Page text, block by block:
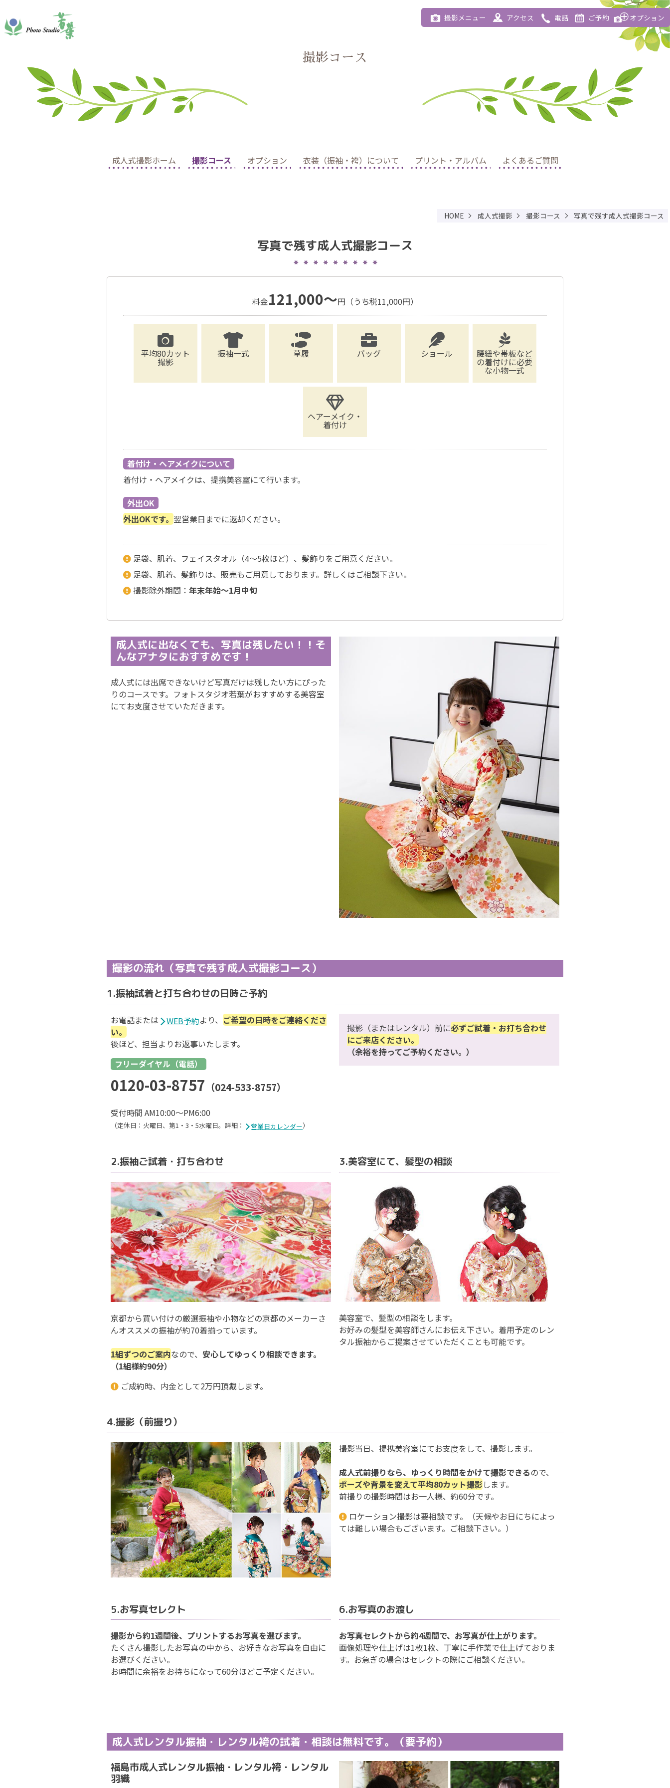
撮影コース
成人式撮影ホーム 撮影コース オプション 衣装（振袖・袴）について プリント・アルバム よくあるご質問
HOME 成人式撮影 撮影コース 写真で残す成人式撮影コース
写真で残す成人式撮影コース
料金121,000〜円（うち税11,000円）
平均80カット
撮影
振袖一式 草履 バッグ ショール 腰紐や帯板など
の着付けに必要
な小物一式
ヘアーメイク・
着付け
着付け・ヘアメイクについて
着付け・ヘアメイクは、提携美容室にて行います。
外出OK
外出OKです。翌営業日までに返却ください。
足袋、肌着、フェイスタオル（4〜5枚ほど）、髪飾りをご用意ください。
足袋、肌着、髪飾りは、販売もご用意しております。詳しくはご相談下さい。
撮影除外期間：年末年始〜1月中旬
成人式に出なくても、写真は残したい！！そ
んなアナタにおすすめです！
成人式には出席できないけど写真だけは残したい方にぴった
りのコースです。フォトスタジオ若葉がおすすめする美容室
にてお支度させていただきます。
撮影の流れ（写真で残す成人式撮影コース）
1.振袖試着と打ち合わせの日時ご予約
お電話または WEB予約より、ご希望の日時をご連絡くださ
い。
後ほど、担当よりお返事いたします。
フリーダイヤル（電話）
0120-03-8757 （024-533-8757）
受付時間 AM10:00～PM6:00
（定休日：火曜日、第1・3・5水曜日。詳細： 営業日カレンダー）
撮影（またはレンタル）前に必ずご試着・お打ち合わせ
にご来店ください。
（余裕を持ってご予約ください。）
2.振袖ご試着・打ち合わせ
京都から買い付けの厳選振袖や小物などの京都のメーカーさ
んオススメの振袖が約70着揃っています。
1組ずつのご案内なので、安心してゆっくり相談できます。
（1組様約90分）
ご成約時、内金として2万円頂戴します。
3.美容室にて、髪型の相談
美容室で、髪型の相談をします。
お好みの髪型を美容師さんにお伝え下さい。着用予定のレン
タル振袖からご提案させていただくことも可能です。
4.撮影（前撮り）
撮影当日、提携美容室にてお支度をして、撮影します。
成人式前撮りなら、ゆっくり時間をかけて撮影できるので、
ポーズや背景を変えて平均80カット撮影します。
前撮りの撮影時間はお一人様、約60分です。
ロケーション撮影は要相談です。（天候やお日にちによっ
ては難しい場合もございます。ご相談下さい。）
5.お写真セレクト
撮影から約1週間後、プリントするお写真を選びます。
たくさん撮影したお写真の中から、お好きなお写真を自由に
お選びください。
お時間に余裕をお持ちになって60分ほどご予定ください。
6.お写真のお渡し
お写真セレクトから約4週間で、お写真が仕上がります。
画像処理や仕上げは1枚1枚、丁寧に手作業で仕上げておりま
す。お急ぎの場合はセレクトの際にご相談ください。
成人式レンタル振袖・レンタル袴の試着・相談は無料です。（要予約）
福島市成人式レンタル振袖・レンタル袴・レンタル
羽織
撮影メニュー アクセス 電話 ご予約 オプション